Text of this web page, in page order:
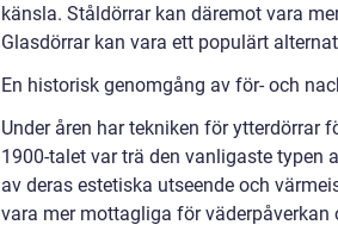
känsla. Ståldörrar kan däremot vara
Glasdörrar kan vara ett populärt
En historisk genomgång av för- och
Under åren har tekniken för ytterdörrar
1900-talet var trä den vanligaste typen
av deras estetiska utseende och
vara mer mottagliga för väderpåverkan